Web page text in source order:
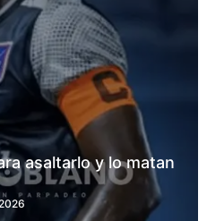
asaltarlo y lo matan